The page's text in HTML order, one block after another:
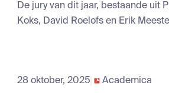
De jury van dit jaar, bestaande uit
Koks, David Roelofs en Erik
28 oktober, 2025 Academica